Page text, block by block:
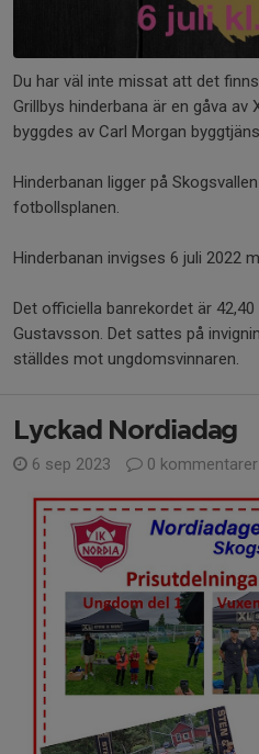
Du har väl inte missat att det
Grillbys hinderbana är en gåva av
byggdes av Carl Morgan
Hinderbanan ligger på
fotbollsplanen.
Hinderbanan invigses 6 juli 2022
Det officiella banrekordet är
Gustavsson. Det sattes på
ställdes mot ungdomsvinnaren.
Lyckad Nordiadag
6 sep 2023 0 kommentarer